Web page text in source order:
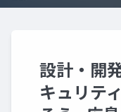
設計・開
キュリテ